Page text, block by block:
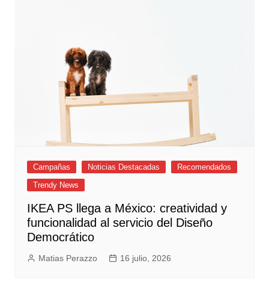
Campañas Noticias Destacadas
Recomendados
Trendy News
IKEA PS llega a México: creatividad y
funcionalidad al servicio del Diseño
Democrático
Matias Perazzo 16 julio, 2026